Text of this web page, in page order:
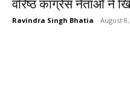
वरिष्ठ कांग्रेस नेताओं ने
Ravindra Singh Bhatia - August